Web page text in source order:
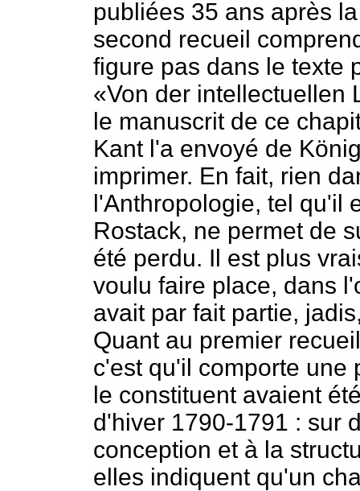
publiées 35 ans après
second recueil
figure pas dans le texte
«Von der intellectuellen
le manuscrit de ce
Kant l'a envoyé de
imprimer. En fait, rien
l'Anthropologie, tel qu'il
Rostack, ne permet de
été perdu. Il est plus
voulu faire place, dans
avait par fait partie,
Quant au premier
c'est qu'il comporte une
le constituent avaient
d'hiver 1790-1791 : sur
conception et à la
elles indiquent qu'un